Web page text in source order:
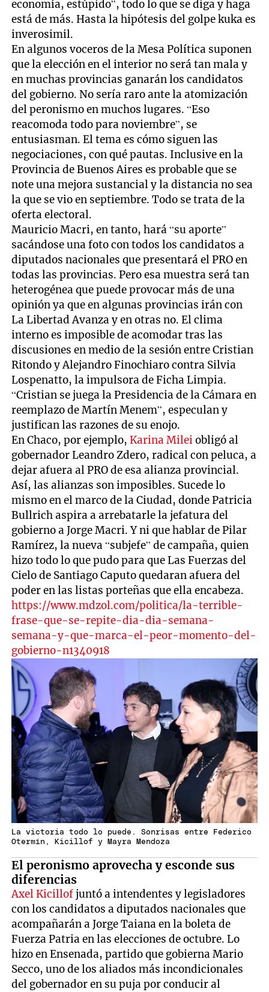
economía, estúpido”, todo lo que se diga y haga
está de más. Hasta la hipótesis del golpe kuka es
inverosimil.
En algunos voceros de la Mesa Política suponen
que la elección en el interior no será tan mala y
en muchas provincias ganarán los candidatos
del gobierno. No sería raro ante la atomización
del peronismo en muchos lugares. “Eso
reacomoda todo para noviembre”, se
entusiasman. El tema es cómo siguen las
negociaciones, con qué pautas. Inclusive en la
Provincia de Buenos Aires es probable que se
note una mejora sustancial y la distancia no sea
la que se vio en septiembre. Todo se trata de la
oferta electoral.
Mauricio Macri, en tanto, hará “su aporte”
sacándose una foto con todos los candidatos a
diputados nacionales que presentará el PRO en
todas las provincias. Pero esa muestra será tan
heterogénea que puede provocar más de una
opinión ya que en algunas provincias irán con
La Libertad Avanza y en otras no. El clima
interno es imposible de acomodar tras las
discusiones en medio de la sesión entre Cristian
Ritondo y Alejandro Finochiaro contra Silvia
Lospenatto, la impulsora de Ficha Limpia.
“Cristian se juega la Presidencia de la Cámara en
reemplazo de Martín Menem”, especulan y
justifican las razones de su enojo.
En Chaco, por ejemplo,Karina Mileiobligó al
gobernador Leandro Zdero, radical con peluca, a
dejar afuera al PRO de esa alianza provincial.
Así, las alianzas son imposibles. Sucede lo
mismo en el marco de la Ciudad, donde Patricia
Bullrich aspira a arrebatarle la jefatura del
gobierno a Jorge Macri. Y ni que hablar de Pilar
Ramírez, la nueva “subjefe” de campaña, quien
hizo todo lo que pudo para que Las Fuerzas del
Cielo de Santiago Caputo quedaran afuera del
poder en las listas porteñas que ella encabeza.
https://www.mdzol.com/politica/la-terrible-
frase-que-se-repite-dia-dia-semana-
semana-y-que-marca-el-peor-momento-del-
gobierno-n1340918
La victoria todo lo puede. Sonrisas entre Federico
Otermín, Kicillof y Mayra Mendoza
El peronismo aprovecha y esconde sus
diferencias
Axel Kicillofjuntó a intendentes y legisladores
con los candidatos a diputados nacionales que
acompañarán a Jorge Taiana en la boleta de
Fuerza Patria en las elecciones de octubre. Lo
hizo en Ensenada, partido que gobierna Mario
Secco, uno de los aliados más incondicionales
del gobernador en su puja por conducir al